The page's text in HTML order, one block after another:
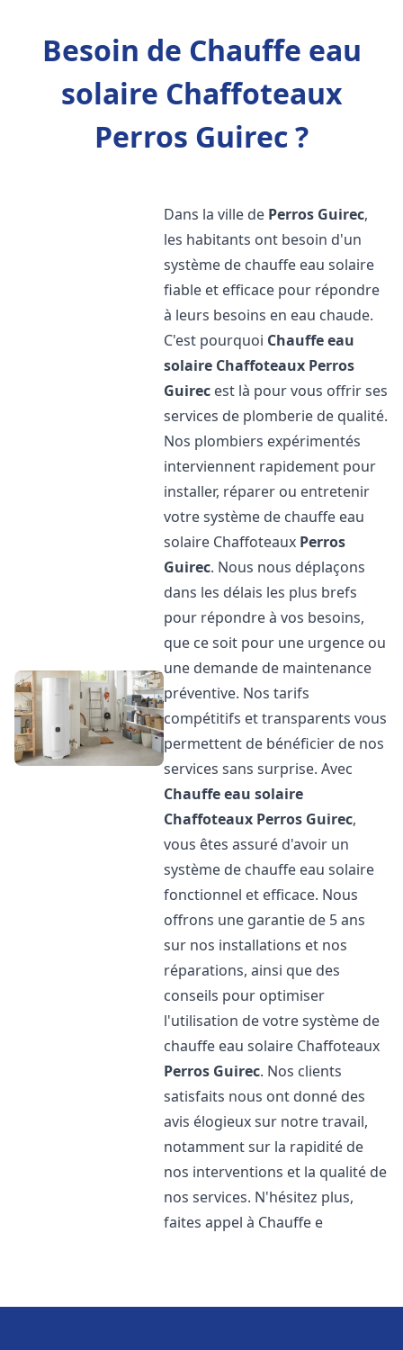
Besoin de Chauffe eau
solaire Chaffoteaux
Perros Guirec ?
Dans la ville de Perros Guirec,
les habitants ont besoin d'un
système de chauffe eau solaire
fiable et efficace pour répondre
à leurs besoins en eau chaude.
C'est pourquoi Chauffe eau
solaire Chaffoteaux Perros
Guirec est là pour vous offrir ses
services de plomberie de qualité.
Nos plombiers expérimentés
interviennent rapidement pour
installer, réparer ou entretenir
votre système de chauffe eau
solaire Chaffoteaux Perros
Guirec. Nous nous déplaçons
dans les délais les plus brefs
pour répondre à vos besoins,
que ce soit pour une urgence ou
une demande de maintenance
préventive. Nos tarifs
compétitifs et transparents vous
permettent de bénéficier de nos
services sans surprise. Avec
Chauffe eau solaire
Chaffoteaux Perros Guirec,
vous êtes assuré d'avoir un
système de chauffe eau solaire
fonctionnel et efficace. Nous
offrons une garantie de 5 ans
sur nos installations et nos
réparations, ainsi que des
conseils pour optimiser
l'utilisation de votre système de
chauffe eau solaire Chaffoteaux
Perros Guirec. Nos clients
satisfaits nous ont donné des
avis élogieux sur notre travail,
notamment sur la rapidité de
nos interventions et la qualité de
nos services. N'hésitez plus,
faites appel à Chauffe e